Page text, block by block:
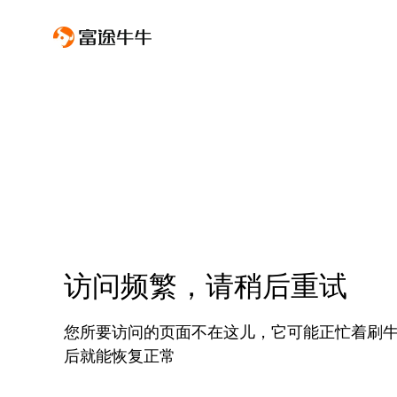
访问频繁，请稍后重试
您所要访问的页面不在这儿，它可能正忙着刷
后就能恢复正常